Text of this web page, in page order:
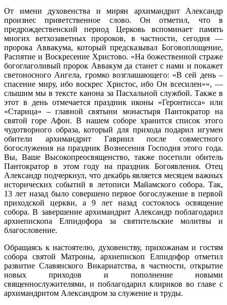
От имени духовенства и мирян архимандрит Александр
произнес приветственное слово. Он отметил, что в
предрождественский период Церковь вспоминает память
многих ветхозаветных пророков, в частности, сегодня —
пророка Аввакума, который предсказывал Боговоплощение,
Распятие и Воскресение Христово. «На божественной страже
богоглаголивый пророк Аввакум да станет с нами и покажет
светоносного Ангела, громко возглашающего: «В сей день –
спасение миру, ибо воскрес Христос, ибо Он всесилен»», —
слышим мы в тексте канона за Пасхальной службой. Также в
этот в день отмечается праздник иконы «Геронтисса» или
«Старица» – главной святыни монастыря Пантократор на
святой горе Афон. В нашем соборе хранится список этого
чудотворного образа, который для прихода подарил игумен
обители архимандрит Гавриил после совместного
богослужения на праздник Вознесения Господня этого года.
Вы, Ваше Высокопреосвященство, также посетили обитель
Пантократор в этом году на праздник Богоявления. Отец
Александр подчеркнул, что декабрь является месяцем важных
исторических событий в летописи Майамского собора. Так,
13 лет назад было совершено первое богослужение в первой
приходской церкви, а 9 лет назад состоялось освящение
собора. В завершение архимандрит Александр поблагодарил
архиепископа Елпидофора за святительские молитвы и
благословение.
Обращаясь к настоятелю, духовенству, прихожанам и гостям
собора святой Матроны, архиепископ Елпидофор отметил
развитие Славянского Викариатства, в частности, открытие
новых приходов и пополнение новыми
священнослужителями, и поблагодарил клириков во главе с
архимандритом Александром за служение и труды.